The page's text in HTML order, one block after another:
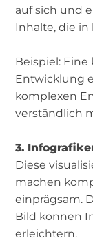
auf sich und
Inhalte, die
Beispiel:
Entwicklung
komplexen
verständlich
3.
Diese
machen
einprägsam.
Bild können
erleichtern.